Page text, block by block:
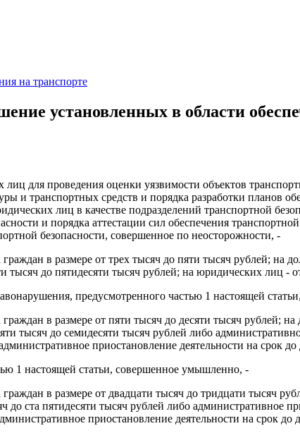
на транспорте
установленных в области
для проведения оценки уязвимости объектов
и транспортных средств и порядка разработки планов
лиц в качестве подразделений транспортной
и порядка аттестации сил обеспечения
безопасности, совершенное по неосторожности, -
в размере от трех тысяч до пяти тысяч рублей; на
до пятидесяти тысяч рублей; на юридических лиц -
предусмотренного частью 1 настоящей
в размере от пяти тысяч до десяти тысяч рублей;
тысяч до семидесяти тысяч рублей либо
приостановление деятельности на срок до
1 настоящей статьи, совершенное умышленно, -
в размере от двадцати тысяч до тридцати тысяч
ста пятидесяти тысяч рублей либо административное
приостановление деятельности на срок до